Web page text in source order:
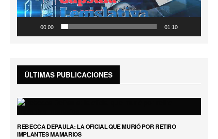
00:00 01:10
ÚLTIMAS PUBLICACIONES
REBECCA DEPAULA: LA OFICIAL QUE MURIÓ POR RETIRO
IMPLANTES MAMARIOS